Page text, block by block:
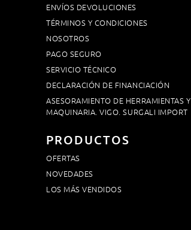
ENVÍOS DEVOLUCIONES
TÉRMINOS Y CONDICIONES
NOSOTROS
PAGO SEGURO
SERVICIO TÉCNICO
DECLARACIÓN DE FINANCIACIÓN
ASESORAMIENTO DE HERRAMIENTAS Y
MAQUINARIA. VIGO. SURGALI IMPORT
PRODUCTOS
OFERTAS
NOVEDADES
LOS MÁS VENDIDOS